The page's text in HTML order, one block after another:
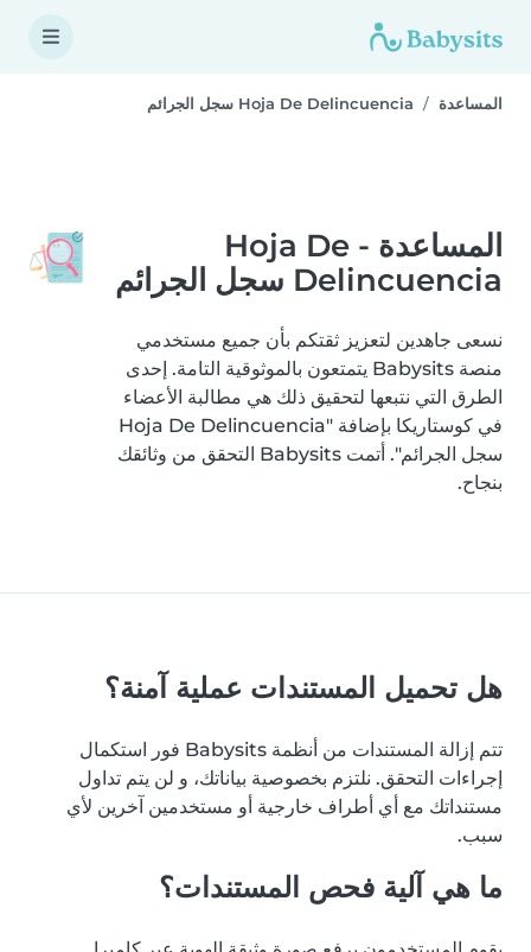
المساعدة Hoja De Delincuencia سجل الجرائم
المساعدة - Hoja De
Delincuencia سجل الجرائم
نسعى جاهدين لتعزيز ثقتكم بأن جميع مستخدمي
منصة Babysits يتمتعون بالموثوقية التامة. إحدى
الطرق التي نتبعها لتحقيق ذلك هي مطالبة الأعضاء
في كوستاريكا بإضافة "Hoja De Delincuencia
سجل الجرائم". أتمت Babysits التحقق من وثائقك
بنجاح.
هل تحميل المستندات عملية آمنة؟
تتم إزالة المستندات من أنظمة Babysits فور استكمال
إجراءات التحقق. نلتزم بخصوصية بياناتك، و لن يتم تداول
مستنداتك مع أي أطراف خارجية أو مستخدمين آخرين لأي
سبب.
ما هي آلية فحص المستندات؟